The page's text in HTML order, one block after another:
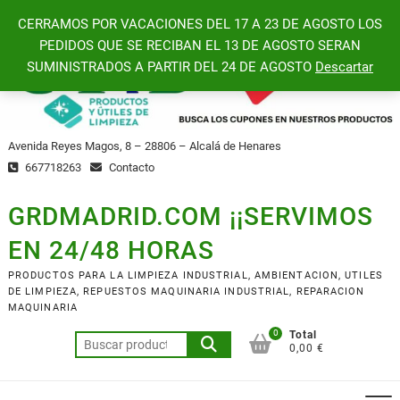
contenido
Avenida Reyes Magos, 8 – 28806 – Alcalá de Henares
667718263
Contacto
GRDMADRID.COM ¡¡SERVIMOS
EN 24/48 HORAS
PRODUCTOS PARA LA LIMPIEZA INDUSTRIAL, AMBIENTACION, UTILES
DE LIMPIEZA, REPUESTOS MAQUINARIA INDUSTRIAL, REPARACION
MAQUINARIA
Buscar
por:
0
Total
0,00 €
CERRAMOS POR VACACIONES DEL 17 A 23 DE AGOSTO LOS
PEDIDOS QUE SE RECIBAN EL 13 DE AGOSTO SERAN
SUMINISTRADOS A PARTIR DEL 24 DE AGOSTO Descartar